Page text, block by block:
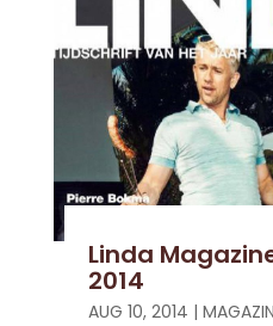
Linda
2014
AUG 10, 2014 |